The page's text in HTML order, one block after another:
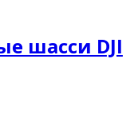
шасси DJI